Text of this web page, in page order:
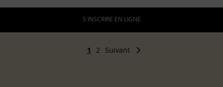
S'INSCRIRE EN LIGNE
1 2 Suivant